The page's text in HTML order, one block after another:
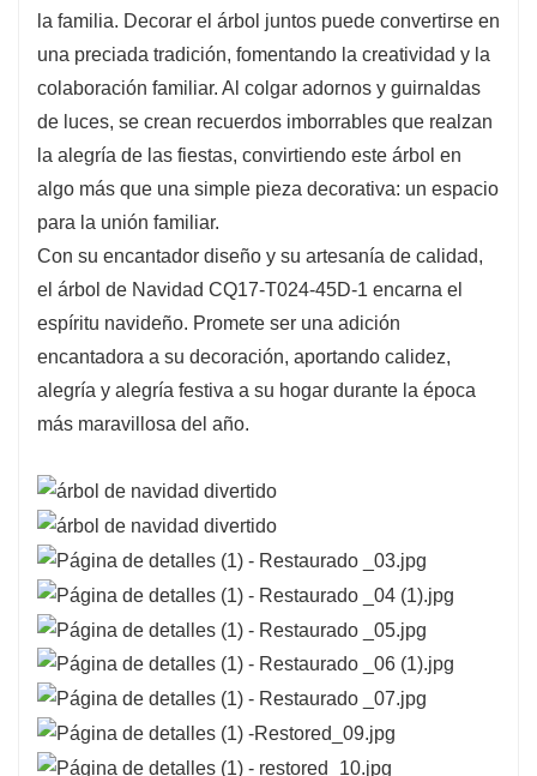
su estilo navideño personal, garantizando que
complemente la temática general de su
decoración. Ya sea que prefiera un estilo clásico
con detalles en rojo y dorado o un toque
moderno con plateado y azul, este árbol lo tiene
todo.
la familia. Decorar el árbol juntos puede convertirse en
una preciada tradición, fomentando la creatividad y la
colaboración familiar. Al colgar adornos y guirnaldas
de luces, se crean recuerdos imborrables que realzan
la alegría de las fiestas, convirtiendo este árbol en
algo más que una simple pieza decorativa: un espacio
para la unión familiar.
Con su encantador diseño y su artesanía de calidad,
el árbol de Navidad CQ17-T024-45D-1 encarna el
espíritu navideño. Promete ser una adición
encantadora a su decoración, aportando calidez,
alegría y alegría festiva a su hogar durante la época
más maravillosa del año.